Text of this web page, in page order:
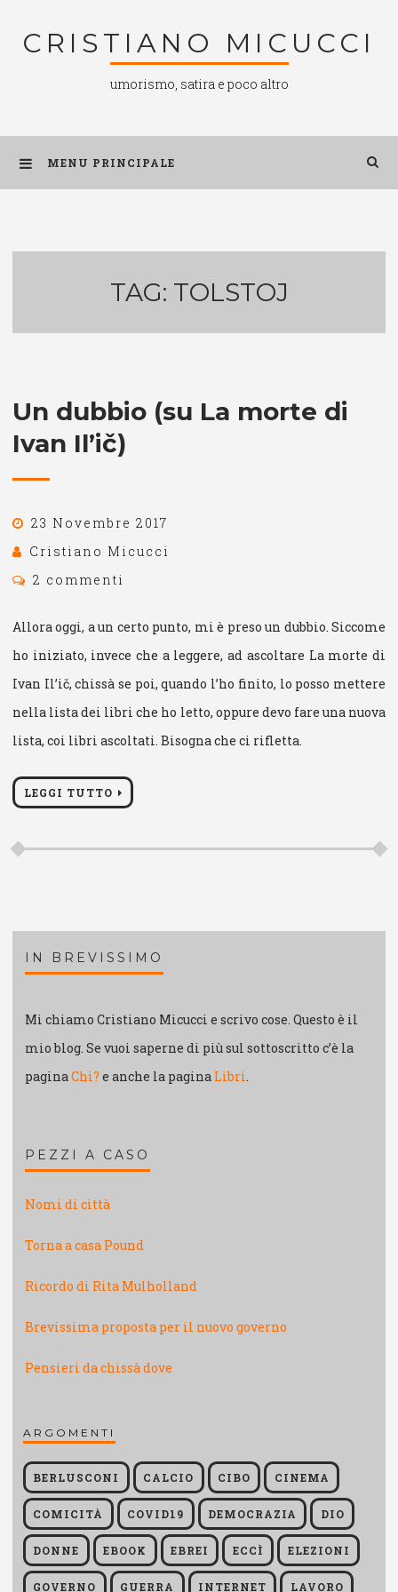
CRISTIANO MICUCCI
umorismo, satira e poco altro
MENU PRINCIPALE
TAG: TOLSTOJ
Un dubbio (su La morte di
Ivan Il’ič)
23 Novembre 2017
Cristiano Micucci
2 commenti
Allora oggi, a un certo punto, mi è preso un dubbio. Siccome
ho iniziato, invece che a leggere, ad ascoltare La morte di
Ivan Il’ič, chissà se poi, quando l’ho finito, lo posso mettere
nella lista dei libri che ho letto, oppure devo fare una nuova
lista, coi libri ascoltati. Bisogna che ci rifletta.
LEGGI TUTTO
IN BREVISSIMO
Mi chiamo Cristiano Micucci e scrivo cose. Questo è il
mio blog. Se vuoi saperne di più sul sottoscritto c’è la
paginaChi? e anche la pagina Libri.
PEZZI A CASO
Nomi di città
Torna a casa Pound
Ricordo di Rita Mulholland
Brevissima proposta per il nuovo governo
Pensieri da chissà dove
ARGOMENTI
BERLUSCONI CALCIO CIBO CINEMA
COMICITÀ COVID19 DEMOCRAZIA DIO
DONNE EBOOK EBREI ECCÌ ELEZIONI
GOVERNO GUERRA INTERNET LAVORO